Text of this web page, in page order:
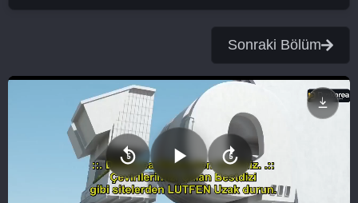
Sonraki Bölüm